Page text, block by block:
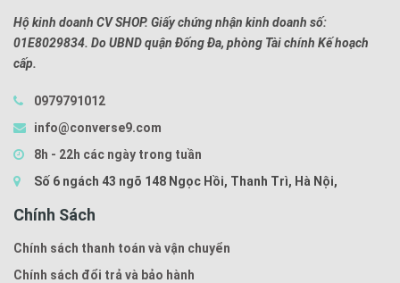
Hộ kinh doanh CV SHOP. Giấy chứng nhận kinh doanh số:
01E8029834. Do UBND quận Đống Đa, phòng Tài chính Kế hoạch
cấp.
0979791012
info@converse9.com
8h - 22h các ngày trong tuần
Số 6 ngách 43 ngõ 148 Ngọc Hồi, Thanh Trì, Hà Nội,
Chính Sách
Chính sách thanh toán và vận chuyển
Chính sách đổi trả và bảo hành